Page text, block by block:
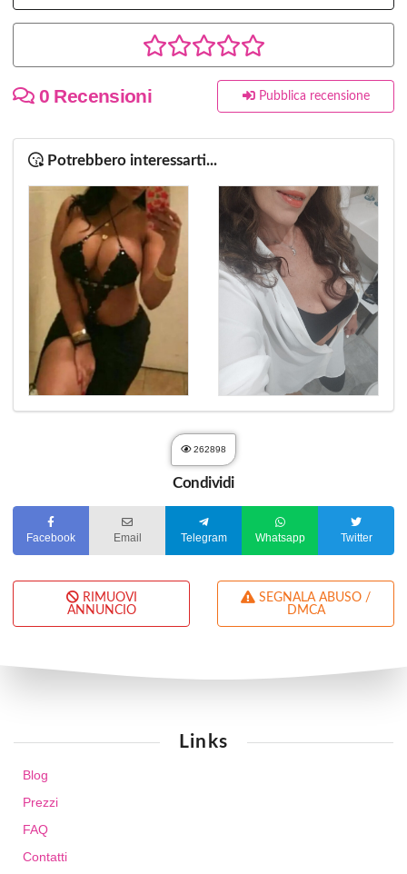
0 Recensioni Pubblica recensione
Potrebbero interessarti...
262898
Condividi
Facebook Email Telegram Whatsapp Twitter
RIMUOVI
ANNUNCIO
DMCA
Links
Blog
Prezzi
FAQ
Contatti